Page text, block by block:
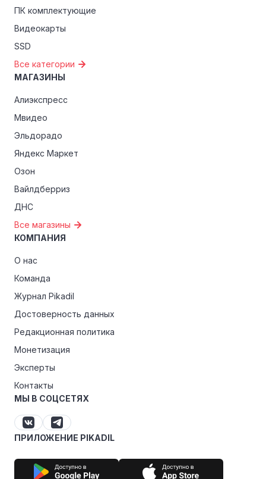
ПК комплектующие
Видеокарты
SSD
Все категории
МАГАЗИНЫ
Алиэкспресс
Мвидео
Эльдорадо
Яндекс Маркет
Озон
Вайлдберриз
ДНС
Все магазины
КОМПАНИЯ
О нас
Команда
Журнал Pikadil
Достоверность данных
Редакционная политика
Монетизация
Эксперты
Контакты
МЫ В СОЦСЕТЯХ
ПРИЛОЖЕНИЕ PIKADIL